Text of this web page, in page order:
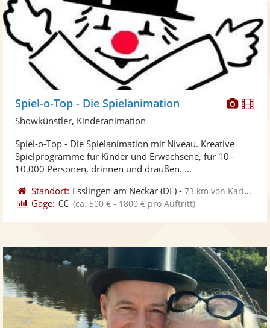
Spiel-o-Top - Die Spielanimation
Showkünstler, Kinderanimation
Spiel-o-Top - Die Spielanimation mit Niveau. Kreative
Spielprogramme für Kinder und Erwachsene, für 10 -
10.000 Personen, drinnen und draußen. ...
Standort: Esslingen am Neckar (DE) -73 km von Karlsruhe
Gage: €€ (ca. 500 € - 1800 € pro Auftritt)